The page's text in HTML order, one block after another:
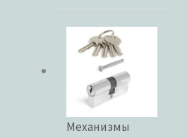
Механизмы